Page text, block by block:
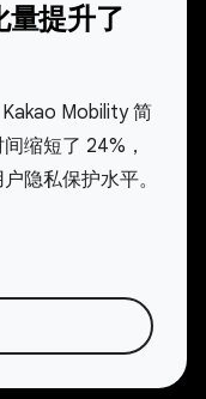
提升了
Mobility 简
缩短了 24%，
隐私保护水平。